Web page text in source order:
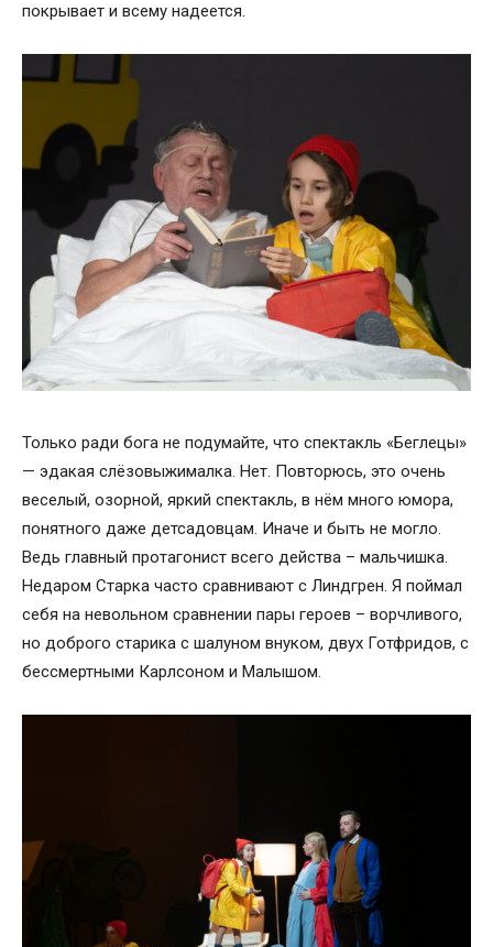
покрывает и всему надеется.
Только ради бога не подумайте, что спектакль «Беглецы»
— эдакая слёзовыжималка. Нет. Повторюсь, это очень
веселый, озорной, яркий спектакль, в нём много юмора,
понятного даже детсадовцам. Иначе и быть не могло.
Ведь главный протагонист всего действа – мальчишка.
Недаром Старка часто сравнивают с Линдгрен. Я поймал
себя на невольном сравнении пары героев – ворчливого,
но доброго старика с шалуном внуком, двух Готфридов, с
бессмертными Карлсоном и Малышом.